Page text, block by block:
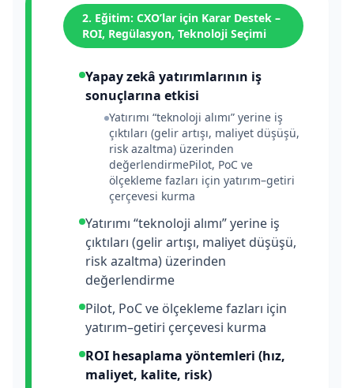
2. Eğitim: CXO’lar için Karar Destek –
ROI, Regülasyon, Teknoloji Seçimi
Yapay zekâ yatırımlarının iş
sonuçlarına etkisi
Yatırımı “teknoloji alımı” yerine iş
çıktıları (gelir artışı, maliyet düşüşü,
risk azaltma) üzerinden
değerlendirmePilot, PoC ve
ölçekleme fazları için yatırım–getiri
çerçevesi kurma
Yatırımı “teknoloji alımı” yerine iş
çıktıları (gelir artışı, maliyet düşüşü,
risk azaltma) üzerinden
değerlendirme
Pilot, PoC ve ölçekleme fazları için
yatırım–getiri çerçevesi kurma
ROI hesaplama yöntemleri (hız,
maliyet, kalite, risk)